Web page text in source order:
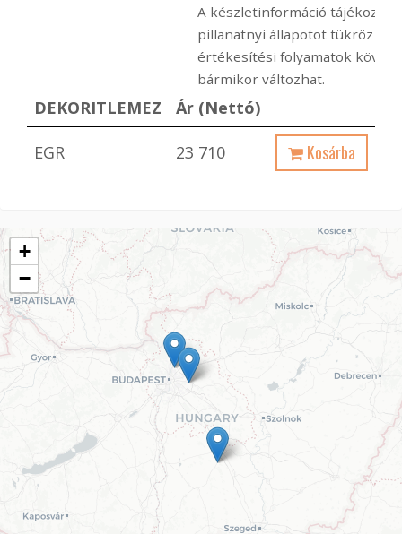
A készletinformáció
pillanatnyi állapotot tükröz
értékesítési folyamatok
bármikor változhat.
DEKORITLEMEZ Ár (Nettó)
EGR 23 710 Kosárba
+
−